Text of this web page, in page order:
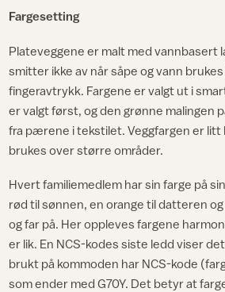
Fargesetting
Plateveggene er malt med vannbasert
smitter ikke av når såpe og vann
fingeravtrykk. Fargene er valgt ut i
er valgt først, og den grønne malingen
fra pærene i tekstilet. Veggfargen er litt
brukes over større områder.
Hvert familiemedlem har sin farge på
rød til sønnen, en orange til datteren
og far på. Her oppleves fargene
er lik. En NCS-kodes siste ledd viser
brukt på kommoden har NCS-kode
som ender med G70Y. Det betyr at